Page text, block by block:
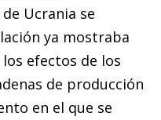
Ucrania se
ya mostraba
efectos de los
de producción
en el que se